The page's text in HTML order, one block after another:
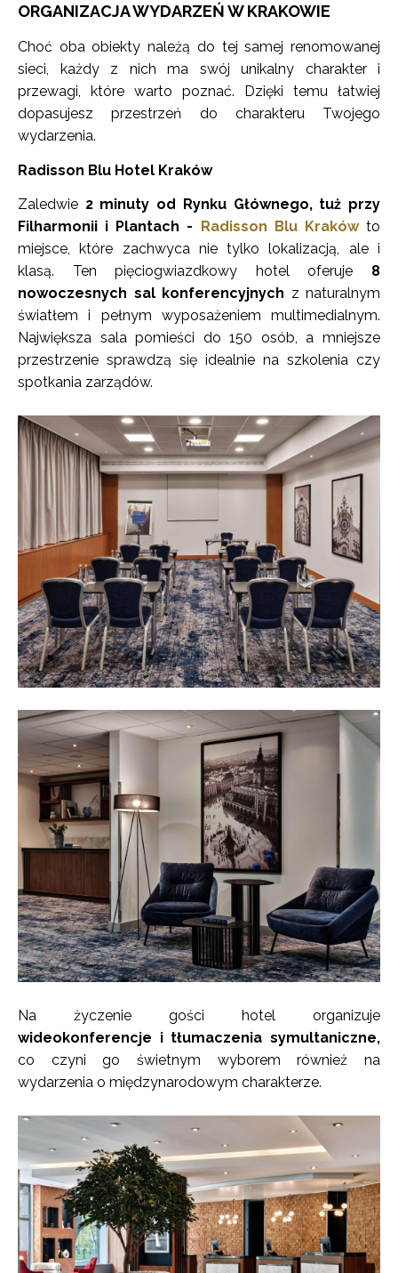
ORGANIZACJA WYDARZEŃ W KRAKOWIE
Choć oba obiekty należą do tej samej renomowanej
sieci, każdy z nich ma swój unikalny charakter i
przewagi, które warto poznać. Dzięki temu łatwiej
dopasujesz przestrzeń do charakteru Twojego
wydarzenia.
Radisson Blu Hotel Kraków
Zaledwie 2 minuty od Rynku Głównego, tuż przy
Filharmonii i Plantach - Radisson Blu Krakówto
miejsce, które zachwyca nie tylko lokalizacją, ale i
klasą. Ten pięciogwiazdkowy hotel oferuje 8
nowoczesnych sal konferencyjnych z naturalnym
światłem i pełnym wyposażeniem multimedialnym.
Największa sala pomieści do 150 osób, a mniejsze
przestrzenie sprawdzą się idealnie na szkolenia czy
spotkania zarządów.
Na życzenie gości hotel organizuje
wideokonferencje i tłumaczenia symultaniczne,
co czyni go świetnym wyborem również na
wydarzenia o międzynarodowym charakterze.